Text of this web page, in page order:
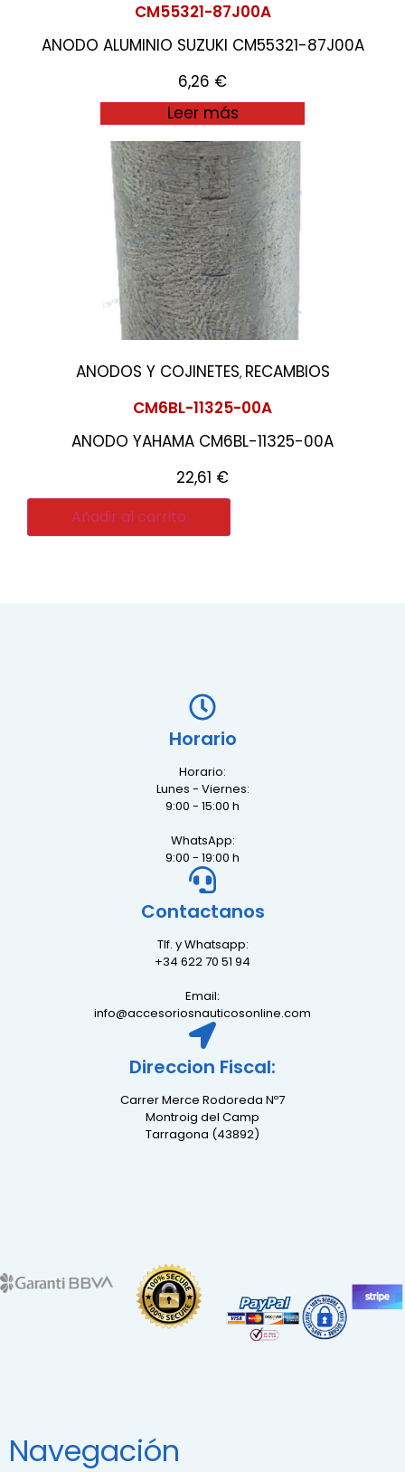
CM55321-87J00A
ANODO ALUMINIO SUZUKI CM55321-87J00A
6,26 €
Leer más
ANODOS Y COJINETES, RECAMBIOS
CM6BL-11325-00A
ANODO YAHAMA CM6BL-11325-00A
22,61 €
Añadir al carrito
Horario
Horario:
Lunes - Viernes:
9:00 - 15:00 h
WhatsApp:
9:00 - 19:00 h
Contactanos
Tlf. y Whatsapp:
+34 622 70 51 94
Email:
info@accesoriosnauticosonline.com
Direccion Fiscal:
Carrer Merce Rodoreda Nº7
Montroig del Camp
Tarragona (43892)
Navegación